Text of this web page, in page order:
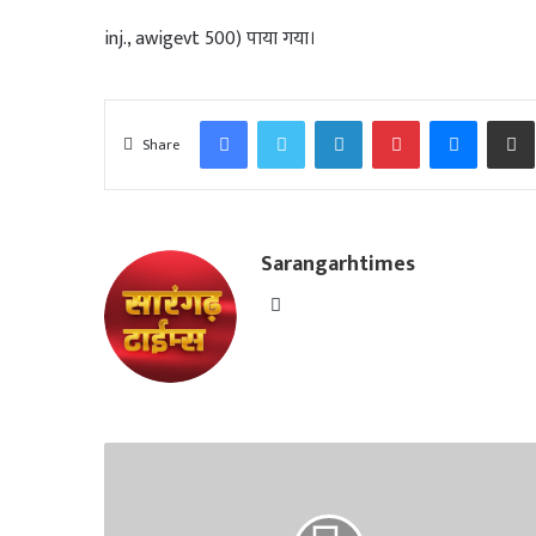
inj., awigevt 500) पाया गया।
Share
FacebookTwitterLinkedInPinterest
Sarangarhtimes
Website